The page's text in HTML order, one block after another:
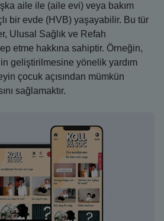
aile ile (aile evi) veya bakım
bir evde (HVB) yaşayabilir. Bu tür
Ulusal Sağlık ve Refah
etme hakkına sahiptir. Örneğin,
geliştirilmesine yönelik yardım
çocuk açısından mümkün
sağlamaktır.